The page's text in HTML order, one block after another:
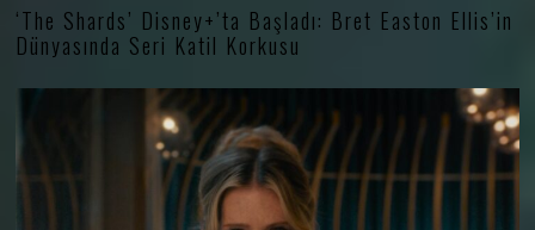
‘The Shards’ Disney+’ta Başladı: Bret Easton Ellis’in
Dünyasında Seri Katil Korkusu